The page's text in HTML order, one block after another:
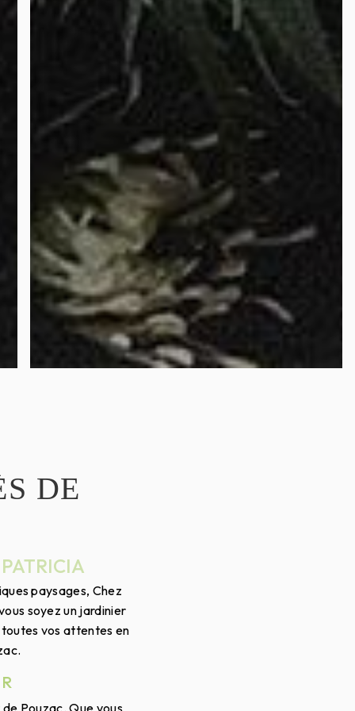
DE
paysages, Chez
soyez un jardinier
vos attentes en
Pouzac. Que vous